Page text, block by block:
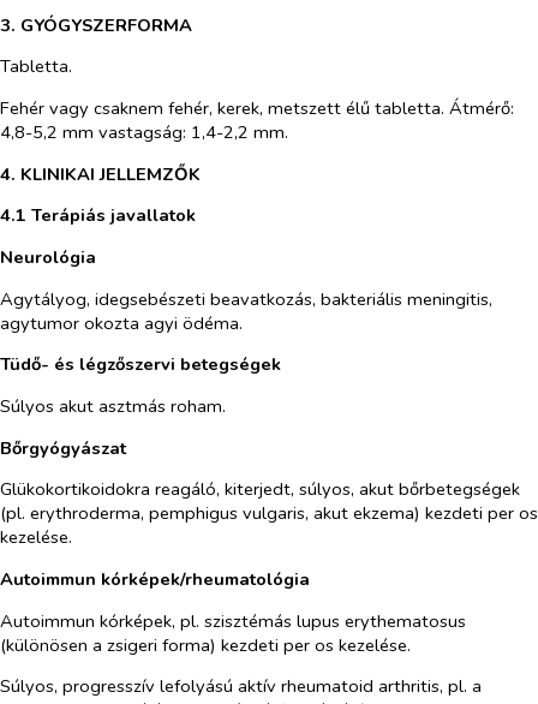
3. GYÓGYSZERFORMA
Tabletta.
Fehér vagy csaknem fehér, kerek, metszett élű tabletta. Átmérő:
4,8-5,2 mm vastagság: 1,4-2,2 mm.
4. KLINIKAI JELLEMZŐK
4.1 Terápiás javallatok
Neurológia
Agytályog, idegsebészeti beavatkozás, bakteriális meningitis,
agytumor okozta agyi ödéma.
Tüdő- és légzőszervi betegségek
Súlyos akut asztmás roham.
Bőrgyógyászat
Glükokortikoidokra reagáló, kiterjedt, súlyos, akut bőrbetegségek
(pl. erythroderma, pemphigus vulgaris, akut ekzema) kezdeti per os
kezelése.
Autoimmun kórképek/rheumatológia
Autoimmun kórképek, pl. szisztémás lupus erythematosus
(különösen a zsigeri forma) kezdeti per os kezelése.
Súlyos, progresszív lefolyású aktív rheumatoid arthritis, pl. a